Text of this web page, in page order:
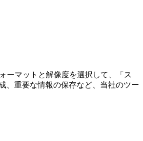
ーマットと解像度を選択して、「ス
、重要な情報の保存など、当社のツー